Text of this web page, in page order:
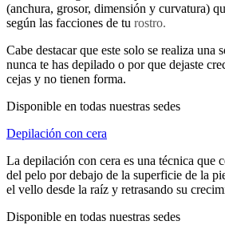
(anchura, grosor, dimensión y curvatura)
según las facciones de tu rostro.
Cabe destacar que este solo se realiza una
nunca te has depilado o por que dejaste
cejas y no tienen forma.
Disponible en todas nuestras sedes
Depilación con cera
La depilación con cera es una técnica que
del pelo por debajo de la superficie de la
el vello desde la raíz y retrasando su
Disponible en todas nuestras sedes